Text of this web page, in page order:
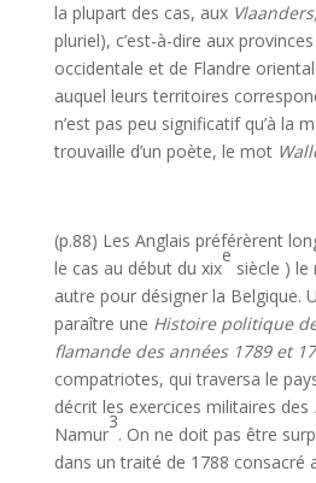
la plupart des cas, aux Vlaanders,
pluriel), c’est-à-dire aux
occidentale et de Flandre
auquel leurs territoires
n’est pas peu significatif qu’à la
trouvaille d’un poète, le mot
(p.88) Les Anglais préférèrent
le cas au début du xix
e
siècle ) le
autre pour désigner la Belgique.
paraître une Histoire politique
flamande des années 1789 et
compatriotes, qui traversa le
décrit les exercices militaires des
Namur
3
. On ne doit pas être
dans un traité de 1788 consacré